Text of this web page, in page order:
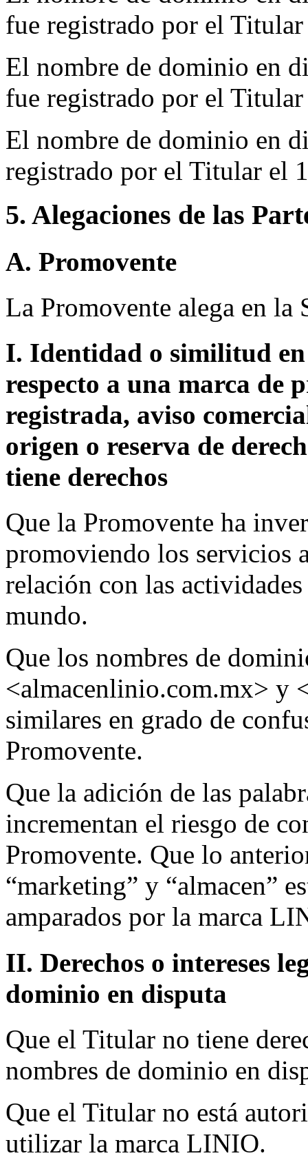
fue registrado por el
El nombre de dominio en
fue registrado por el
El nombre de dominio en
registrado por el Titular el
5. Alegaciones de las
A. Promovente
La Promovente alega en
I. Identidad o similitud
respecto a una marca de
registrada, aviso
origen o reserva de
tiene derechos
Que la Promovente ha
promoviendo los servicios
relación con las
mundo.
Que los nombres de
<almacenlinio.com.mx> y
similares en grado de
Promovente.
Que la adición de las
incrementan el riesgo de
Promovente. Que lo
“marketing” y “almacen”
amparados por la marca
II. Derechos o intereses
dominio en disputa
Que el Titular no tiene
nombres de dominio en
Que el Titular no está
utilizar la marca LINIO.